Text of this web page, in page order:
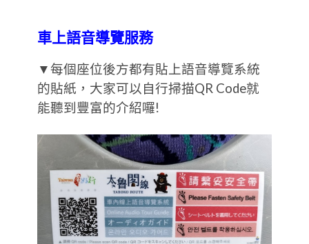
車上語音導覽服務
▼每個座位後方都有貼上語音導覽系統
的貼紙，大家可以自行掃描QR Code就
能聽到豐富的介紹囉!